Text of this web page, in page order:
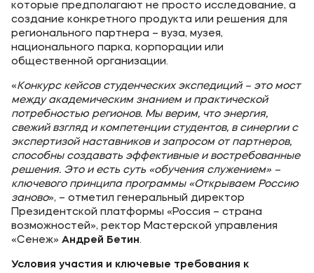
которые предполагают не просто исследование, а
создание конкретного продукта или решения для
регионального партнера – вуза, музея,
национального парка, корпорации или
общественной организации.
«Конкурс кейсов студенческих экспедиций – это мост
между академическим знанием и практической
потребностью регионов. Мы верим, что энергия,
свежий взгляд и компетенции студентов, в синергии с
экспертизой наставников и запросом от партнеров,
способны создавать эффективные и востребованные
решения. Это и есть суть «обучения служением» –
ключевого принципа программы «Открываем Россию
заново», – отметил генеральный директор
Президентской платформы «Россия – страна
возможностей», ректор Мастерской управления
«Сенеж» Андрей Бетин.
Условия участия и ключевые требования к